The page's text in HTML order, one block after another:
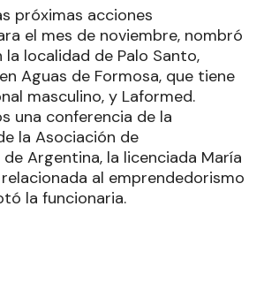
próximas acciones
el mes de noviembre, nombró
localidad de Palo Santo,
Aguas de Formosa, que tiene
masculino, y Laformed.
una conferencia de la
la Asociación de
Argentina, la licenciada María
al emprendedorismo
la funcionaria.